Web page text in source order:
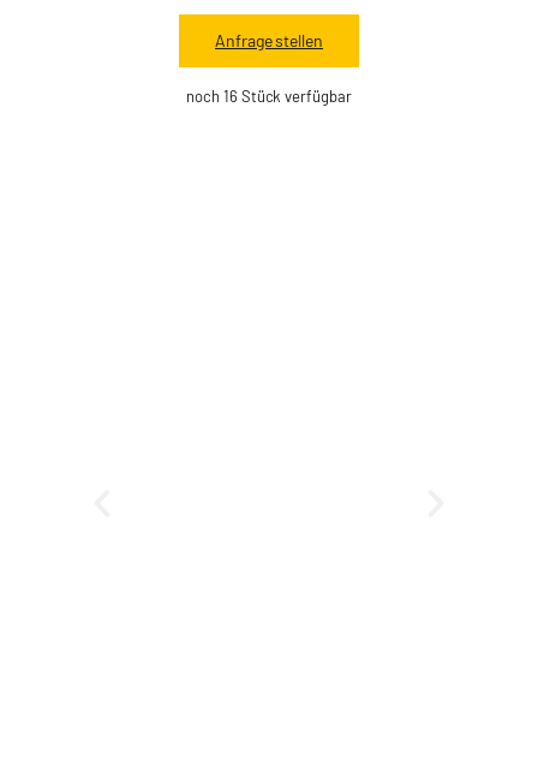
Anfrage stellen
noch 16 Stück verfügbar